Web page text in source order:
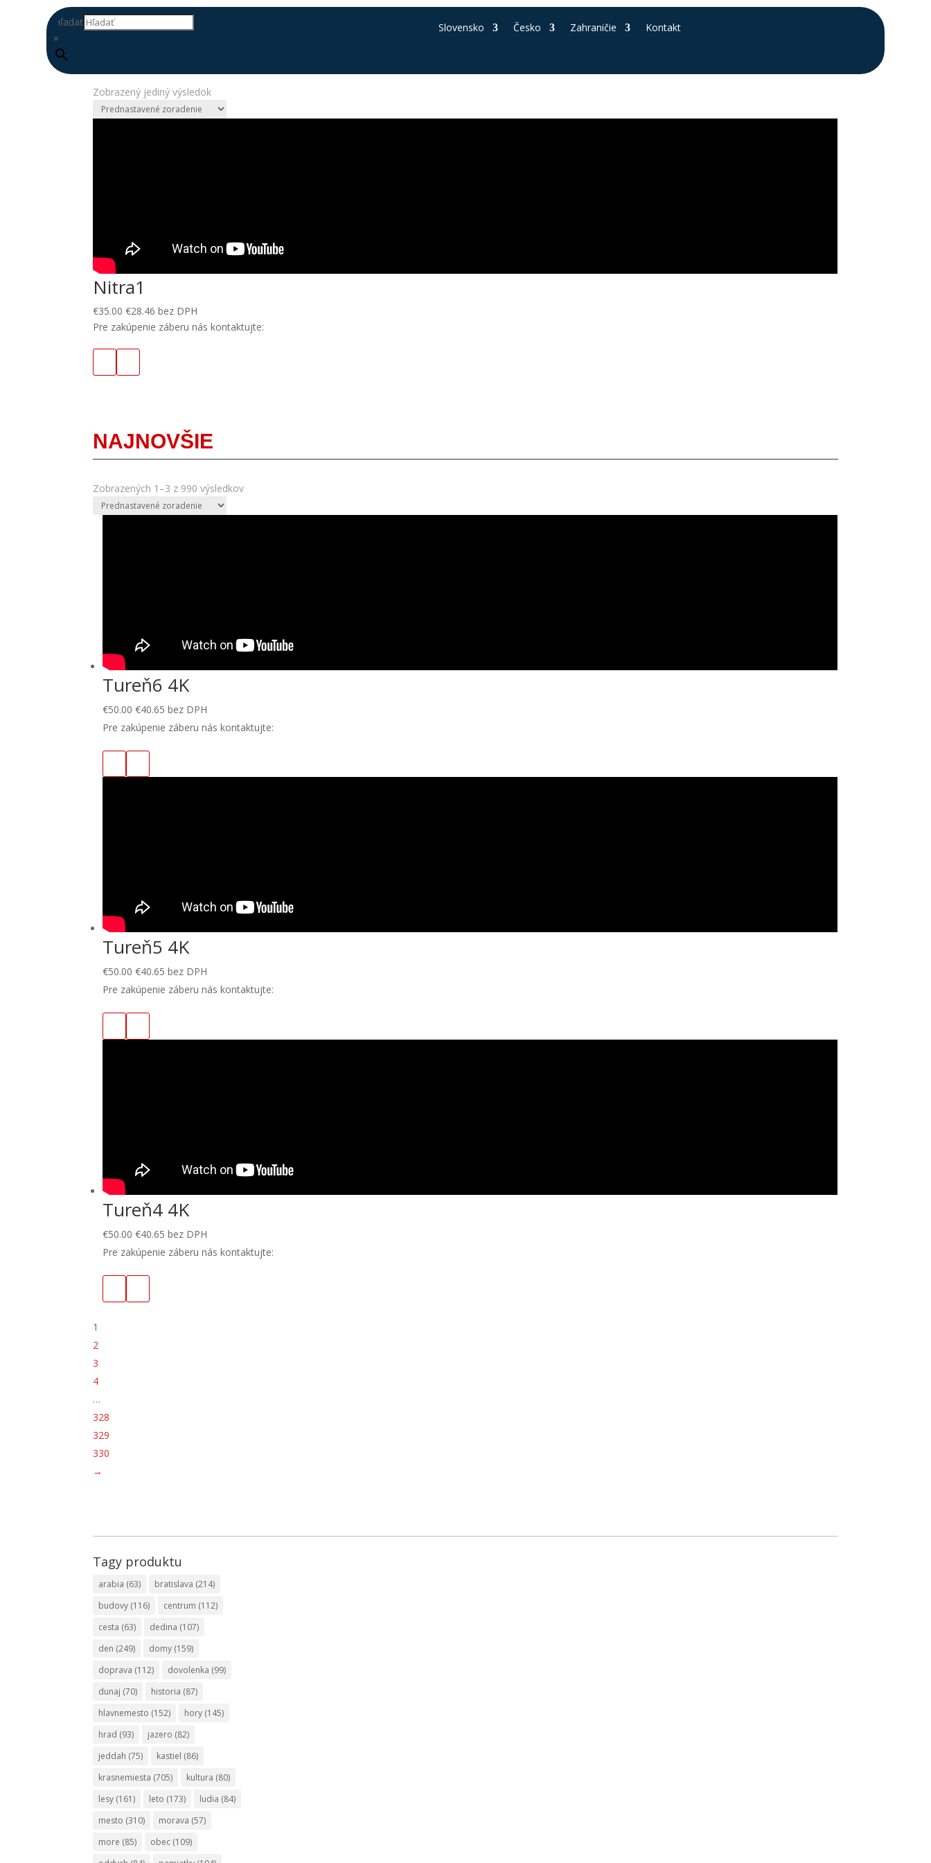
Hľadať
×
Slovensko Česko Zahraničie Kontakt
Zobrazený jediný výsledok
Nitra1
€35.00 €28.46 bez DPH
Pre zakúpenie záberu nás kontaktujte:
NAJNOVŠIE
Zobrazených 1–3 z 990 výsledkov
Tureň6 4K
€50.00 €40.65 bez DPH
Pre zakúpenie záberu nás kontaktujte:
Tureň5 4K
€50.00 €40.65 bez DPH
Pre zakúpenie záberu nás kontaktujte:
Tureň4 4K
€50.00 €40.65 bez DPH
Pre zakúpenie záberu nás kontaktujte:
1
2
3
4
…
328
329
330
→
Tagy produktu
arabia (63) bratislava (214)
budovy (116) centrum (112)
cesta (63) dedina (107)
den (249) domy (159)
doprava (112) dovolenka (99)
dunaj (70) historia (87)
hlavnemesto (152) hory (145)
hrad (93) jazero (82)
jeddah (75) kastiel (86)
krasnemiesta (705) kultura (80)
lesy (161) leto (173) ludia (84)
mesto (310) morava (57)
more (85) obec (109)